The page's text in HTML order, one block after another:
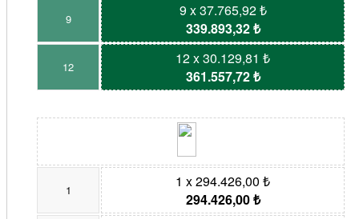
9
9 x 37.765,92 ₺
339.893,32 ₺
12
12 x 30.129,81 ₺
361.557,72 ₺
1
1 x 294.426,00 ₺
294.426,00 ₺